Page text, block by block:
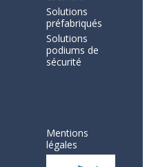
Solutions
préfabriqués
Solutions
podiums de
sécurité
Mentions
légales